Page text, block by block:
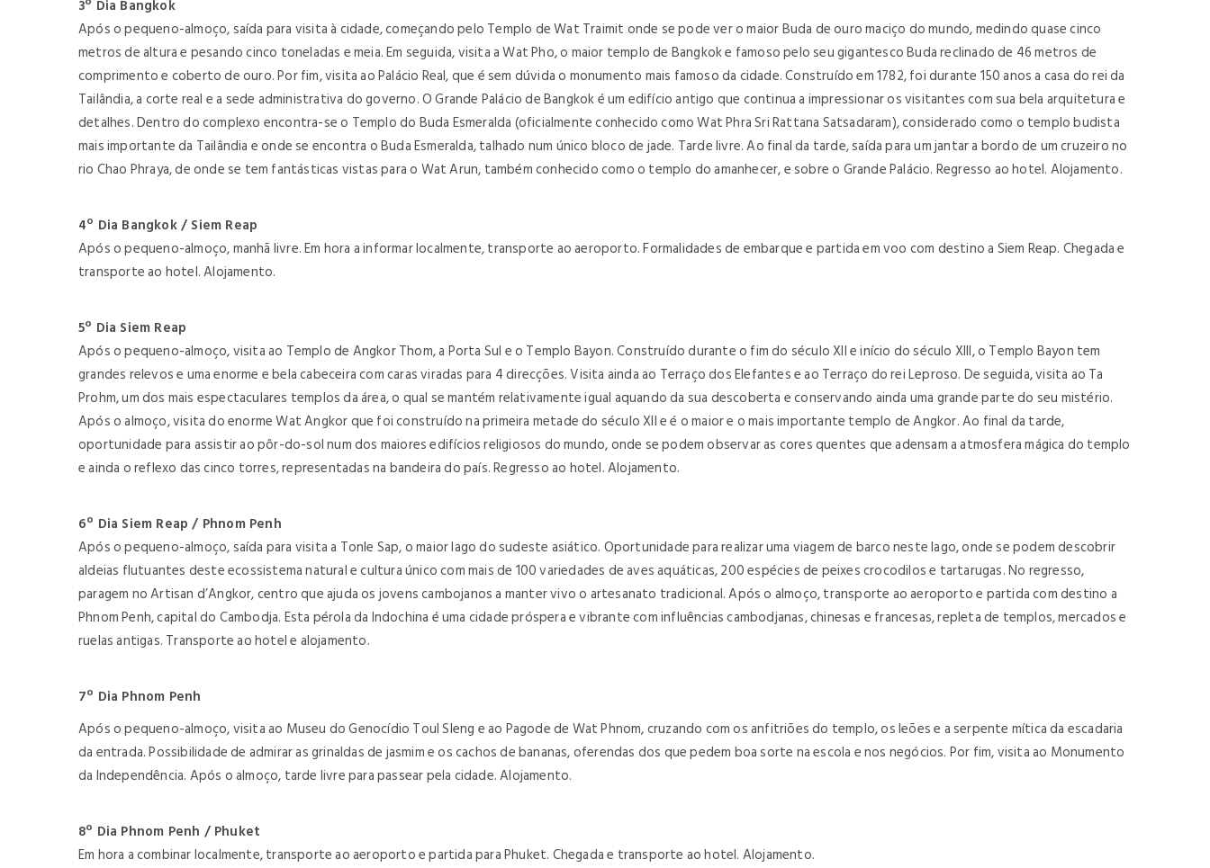
3º Dia Bangkok
Após o pequeno-almoço, saída para visita à cidade, começando pelo Templo de Wat Traimit onde se pode ver o maior Buda de ouro maciço do mundo, medindo quase cinco
metros de altura e pesando cinco toneladas e meia. Em seguida, visita a Wat Pho, o maior templo de Bangkok e famoso pelo seu gigantesco Buda reclinado de 46 metros de
comprimento e coberto de ouro. Por fim, visita ao Palácio Real, que é sem dúvida o monumento mais famoso da cidade. Construído em 1782, foi durante 150 anos a casa do rei da
Tailândia, a corte real e a sede administrativa do governo. O Grande Palácio de Bangkok é um edifício antigo que continua a impressionar os visitantes com sua bela arquitetura e
detalhes. Dentro do complexo encontra-se o Templo do Buda Esmeralda (oficialmente conhecido como Wat Phra Sri Rattana Satsadaram), considerado como o templo budista
mais importante da Tailândia e onde se encontra o Buda Esmeralda, talhado num único bloco de jade. Tarde livre. Ao final da tarde, saída para um jantar a bordo de um cruzeiro no
rio Chao Phraya, de onde se tem fantásticas vistas para o Wat Arun, também conhecido como o templo do amanhecer, e sobre o Grande Palácio. Regresso ao hotel. Alojamento.
4º Dia Bangkok / Siem Reap
Após o pequeno-almoço, manhã livre. Em hora a informar localmente, transporte ao aeroporto. Formalidades de embarque e partida em voo com destino a Siem Reap. Chegada e
transporte ao hotel. Alojamento.
5º Dia Siem Reap
Após o pequeno-almoço, visita ao Templo de Angkor Thom, a Porta Sul e o Templo Bayon. Construído durante o fim do século XII e início do século XIII, o Templo Bayon tem
grandes relevos e uma enorme e bela cabeceira com caras viradas para 4 direcções. Visita ainda ao Terraço dos Elefantes e ao Terraço do rei Leproso. De seguida, visita ao Ta
Prohm, um dos mais espectaculares templos da área, o qual se mantém relativamente igual aquando da sua descoberta e conservando ainda uma grande parte do seu mistério.
Após o almoço, visita do enorme Wat Angkor que foi construído na primeira metade do século XII e é o maior e o mais importante templo de Angkor. Ao final da tarde,
oportunidade para assistir ao pôr-do-sol num dos maiores edifícios religiosos do mundo, onde se podem observar as cores quentes que adensam a atmosfera mágica do templo
e ainda o reflexo das cinco torres, representadas na bandeira do país. Regresso ao hotel. Alojamento.
6º Dia Siem Reap / Phnom Penh
Após o pequeno-almoço, saída para visita a Tonle Sap, o maior lago do sudeste asiático. Oportunidade para realizar uma viagem de barco neste lago, onde se podem descobrir
aldeias flutuantes deste ecossistema natural e cultura único com mais de 100 variedades de aves aquáticas, 200 espécies de peixes crocodilos e tartarugas. No regresso,
paragem no Artisan d’Angkor, centro que ajuda os jovens cambojanos a manter vivo o artesanato tradicional. Após o almoço, transporte ao aeroporto e partida com destino a
Phnom Penh, capital do Cambodja. Esta pérola da Indochina é uma cidade próspera e vibrante com influências cambodjanas, chinesas e francesas, repleta de templos, mercados e
ruelas antigas. Transporte ao hotel e alojamento.
7º Dia Phnom Penh
Após o pequeno-almoço, visita ao Museu do Genocídio Toul Sleng e ao Pagode de Wat Phnom, cruzando com os anfitriões do templo, os leões e a serpente mítica da escadaria
da entrada. Possibilidade de admirar as grinaldas de jasmim e os cachos de bananas, oferendas dos que pedem boa sorte na escola e nos negócios. Por fim, visita ao Monumento
da Independência. Após o almoço, tarde livre para passear pela cidade. Alojamento.
8º Dia Phnom Penh / Phuket
Em hora a combinar localmente, transporte ao aeroporto e partida para Phuket. Chegada e transporte ao hotel. Alojamento.